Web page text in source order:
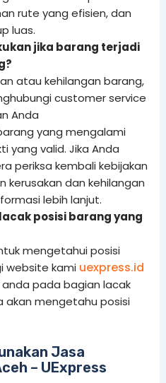
rute yang efisien, dan
luas.
jika barang terjadi
atau kehilangan barang,
customer service
Anda
yang mengalami
yang valid. Jika Anda
periksa kembali kebijakan
kerusakan dan kehilangan
lebih lanjut.
posisi barang yang
mengetahui posisi
website kami uexpress.id
pada bagian lacak
akan mengetahu posisi
Jasa
– UExpress